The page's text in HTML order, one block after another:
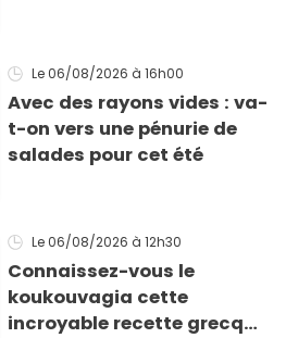
Le 06/08/2026 à 16h00
Avec des rayons vides : va-
t-on vers une pénurie de
salades pour cet été
Le 06/08/2026 à 12h30
Connaissez-vous le
koukouvagia cette
incroyable recette grecque